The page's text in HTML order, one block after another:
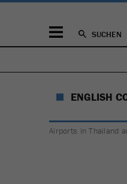
SUCHEN
ENGLISH
Airports in Thailand